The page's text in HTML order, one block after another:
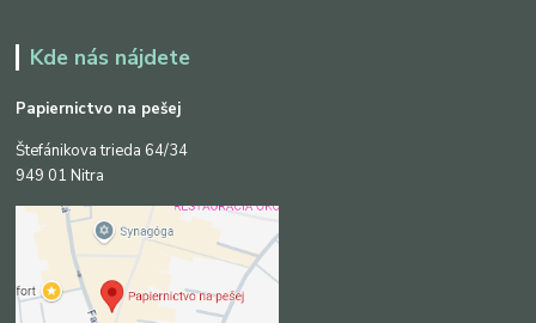
Kde nás nájdete
Papiernictvo na pešej
Štefánikova trieda 64/34
949 01 Nitra